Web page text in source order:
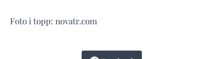
Foto i topp: novatr.com